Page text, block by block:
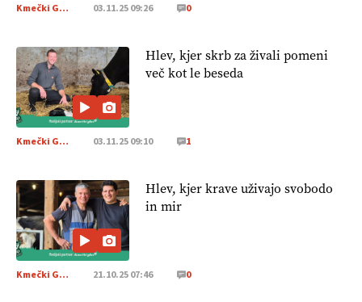
Kmečki Glas 03.11.25 09:26 0
Hlev, kjer skrb za živali pomeni
več kot le beseda
Kmečki Glas 03.11.25 09:10 1
Hlev, kjer krave uživajo svobodo
in mir
Kmečki Glas 21.10.25 07:46 0